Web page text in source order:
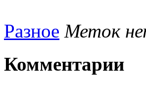
Разное Меток
Комментарии